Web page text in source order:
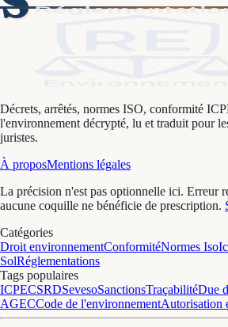
Décrets, arrêtés, normes ISO, conformité
l'environnement décrypté, lu et traduit pour
juristes.
À proposMentions légales
La précision n'est pas optionnelle ici. Erreur
aucune coquille ne bénéficie de prescription.
Catégories
Droit environnementConformitéNormes Iso
SolRéglementations
Tags populaires
ICPECSRDSevesoSanctionsTraçabilitéDue
AGECCode de l'environnementAutorisation